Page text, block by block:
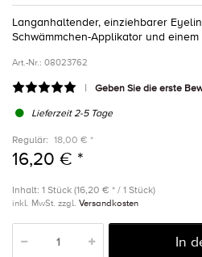
Langanhaltender, einziehbarer
Schwämmchen-Applikator und einem
Art.-Nr.: 08023762
Geben Sie die erste
Lieferzeit 2-5 Tage
Regulär: 18,00 € *
16,20 € *
Inhalt: 1 Stück (16,20 € * / 1 Stück)
inkl. MwSt. zzgl. Versandkosten
In